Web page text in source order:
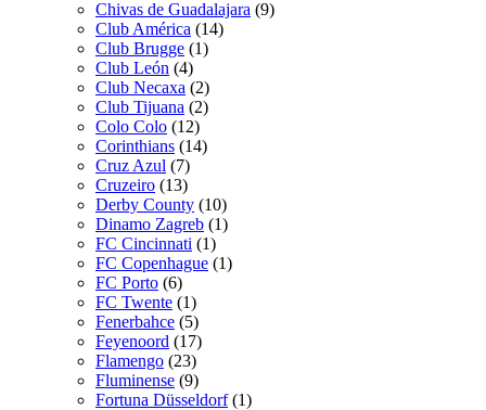
Chivas de Guadalajara (9)
Club América (14)
Club Brugge (1)
Club León (4)
Club Necaxa (2)
Club Tijuana (2)
Colo Colo (12)
Corinthians (14)
Cruz Azul (7)
Cruzeiro (13)
Derby County (10)
Dinamo Zagreb (1)
FC Cincinnati (1)
FC Copenhague (1)
FC Porto (6)
FC Twente (1)
Fenerbahce (5)
Feyenoord (17)
Flamengo (23)
Fluminense (9)
Fortuna Düsseldorf (1)